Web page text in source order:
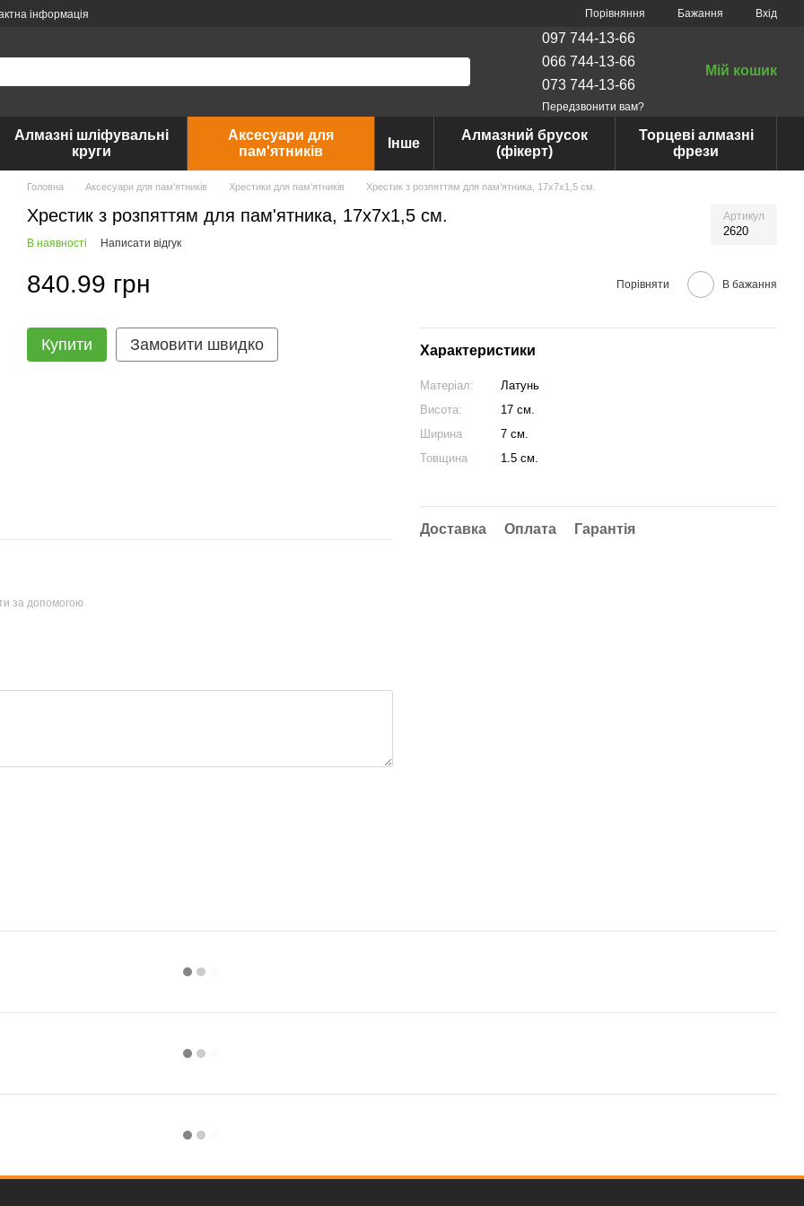
інформація Порівняння Бажання Вхід
097 744-13-66
066 744-13-66
073 744-13-66
Передзвонити вам?
Мій кошик
Алмазні шліфувальні
круги
Аксесуари для
пам'ятників
Інше
Алмазний брусок
(фікерт)
Торцеві алмазні
фрези
Головна Аксесуари для пам'ятників Хрестики для пам'ятників Хрестик з розпяттям для пам'ятника, 17х7х1,5 см.
Хрестик з розпяттям для пам'ятника, 17х7х1,5 см. Артикул
2620
В наявності Написати відгук
840.99 грн Порівняти В бажання
Купити Замовити швидко Характеристики
Матеріал:
Латунь
Висота:
17 см.
Ширина
7 см.
Товщина
1.5 см.
Доставка Оплата Гарантія
за допомогою